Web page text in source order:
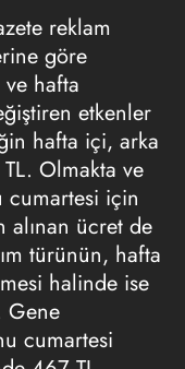
reklam
göre
hafta
etkenler
hafta içi, arka
Olmakta ve
cumartesi için
alınan ücret de
türünün, hafta
halinde ise
Gene
cumartesi